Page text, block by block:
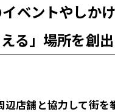
ベントやしか
る」場所を創出
辺店舗と協力して街を